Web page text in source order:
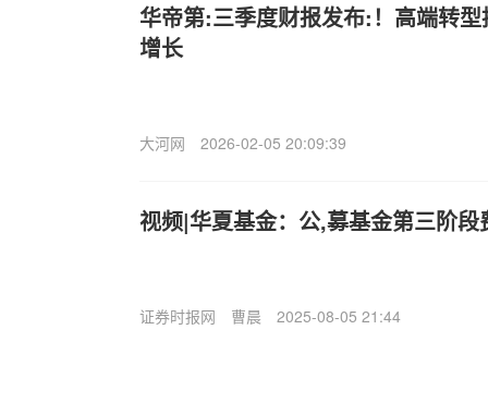
华帝第:三季度财报发布:！高端转
增长
大河网 2026-02-05 20:09:39
视频|华夏基金：公,募基金第三阶
证券时报网 曹晨 2025-08-05 21:44